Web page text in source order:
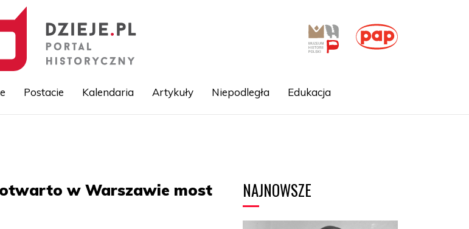
Postacie Kalendaria Artykuły Niepodległa Edukacja
w Warszawie most
NAJNOWSZE